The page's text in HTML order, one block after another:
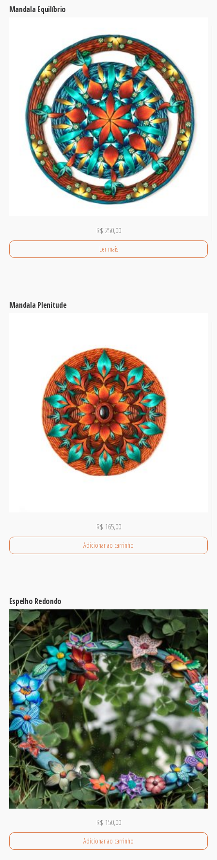
Mandala Equilíbrio
R$ 250,00
Ler mais
Mandala Plenitude
R$ 165,00
Adicionar ao carrinho
Espelho Redondo
R$ 150,00
Adicionar ao carrinho